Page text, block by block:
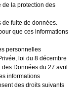
de la protection des
de fuite de données.
que ces informations
personnelles
loi du 8 décembre
Données du 27 avril
informations
des droits suivants